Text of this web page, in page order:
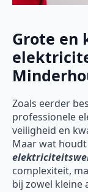
Grote en
Zoals eerder
professionele
veiligheid en
Maar wat
complexiteit,
bij zowel kleine